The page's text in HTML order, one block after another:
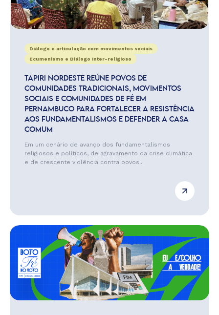
Diálogo e articulação com movimentos sociais
Ecumenismo e Diálogo Inter-religioso
TAPIRI NORDESTE REÚNE POVOS DE
COMUNIDADES TRADICIONAIS, MOVIMENTOS
SOCIAIS E COMUNIDADES DE FÉ EM
PERNAMBUCO PARA FORTALECER A RESISTÊNCIA
AOS FUNDAMENTALISMOS E DEFENDER A CASA
COMUM
Em um cenário de avanço dos fundamentalismos
religiosos e políticos, de agravamento da crise climática
e de crescente violência contra povos...